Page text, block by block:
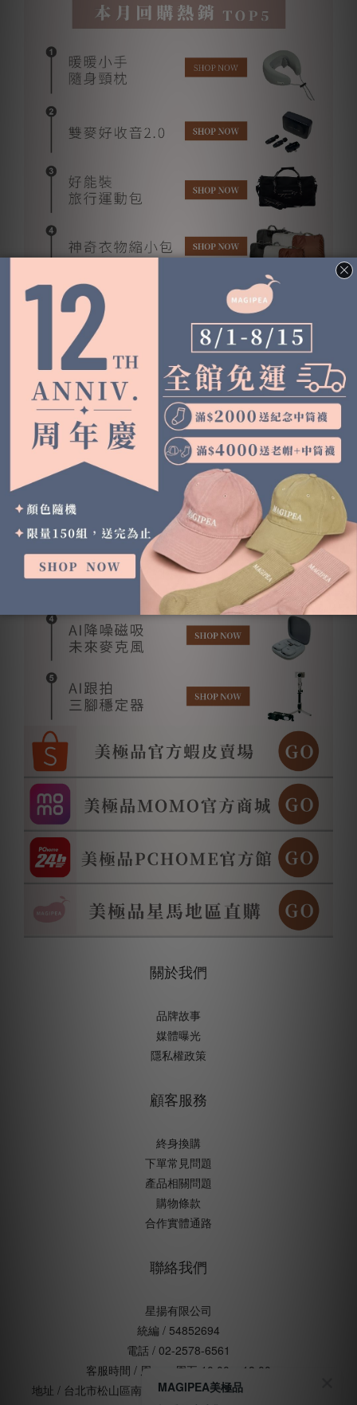
關於我們
品牌故事
媒體曝光
隱私權政策
顧客服務
終身換購
下單常見問題
產品相關問題
購物條款
合作實體通路
聯絡我們
星揚有限公司
統編 / 54852694
電話 / 02-2578-6561
客服時間 / 周一 ~ 周五 10:00 ~ 18:00
地址 / 台北市松山區南京東路五段168號五樓(辦公室非門市)
MAGIPEA美極品